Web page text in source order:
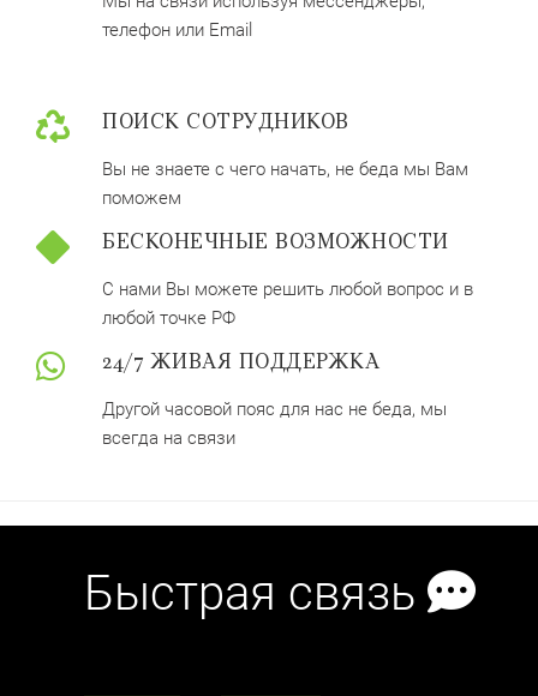
телефон или Email
ПОИСК СОТРУДНИКОВ
Вы не знаете с чего начать, не беда мы Вам
поможем
БЕСКОНЕЧНЫЕ ВОЗМОЖНОСТИ
С нами Вы можете решить любой вопрос и в
любой точке РФ
24/7 ЖИВАЯ ПОДДЕРЖКА
Другой часовой пояс для нас не беда, мы
всегда на связи
Быстрая связь